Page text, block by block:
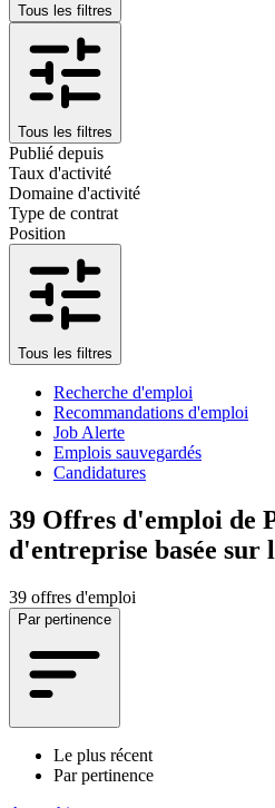
Tous les filtres
Tous les filtres
Publié depuis
Taux d'activité
Domaine d'activité
Type de contrat
Position
Tous les filtres
Recherche d'emploi
Recommandations d'emploi
Job Alerte
Emplois sauvegardés
Candidatures
39 Offres d'emploi de
d'entreprise basée
39 offres d'emploi
Par pertinence
Le plus récent
Par pertinence